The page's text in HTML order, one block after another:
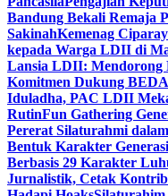
Bandung Bekali Remaja
SakinahKemenag
kepada Warga LDII di
Lansia LDII: Mendorong
Komitmen Dukung
Iduladha, PAC LDII
RutinFun Gathering
Pererat Silaturahmi
Bentuk Karakter
Berbasis 29 Karakter
Jurnalistik, Cetak